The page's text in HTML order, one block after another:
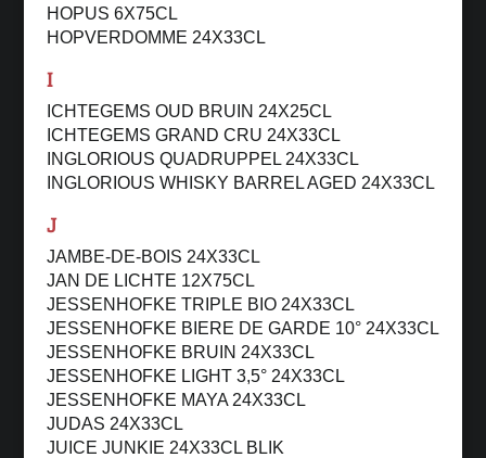
HOPUS 6X75CL
HOPVERDOMME 24X33CL
I
ICHTEGEMS OUD BRUIN 24X25CL
ICHTEGEMS GRAND CRU 24X33CL
INGLORIOUS QUADRUPPEL 24X33CL
INGLORIOUS WHISKY BARREL AGED 24X33CL
J
JAMBE-DE-BOIS 24X33CL
JAN DE LICHTE 12X75CL
JESSENHOFKE TRIPLE BIO 24X33CL
JESSENHOFKE BIERE DE GARDE 10° 24X33CL
JESSENHOFKE BRUIN 24X33CL
JESSENHOFKE LIGHT 3,5° 24X33CL
JESSENHOFKE MAYA 24X33CL
JUDAS 24X33CL
JUICE JUNKIE 24X33CL BLIK